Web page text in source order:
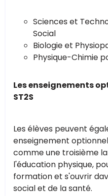
Sciences et
Social
Biologie et
Physique-Chimie
Les enseignements
ST2S
Les élèves peuvent
enseignement
comme une troisième
l'éducation physique,
formation et s'ouvrir
social et de la santé.